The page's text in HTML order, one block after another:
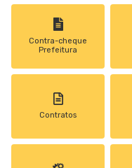
Contra-cheque
Prefeitura
Contratos